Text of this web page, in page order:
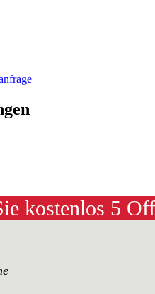
kostenlos 5